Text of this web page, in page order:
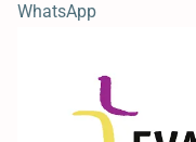
WhatsApp